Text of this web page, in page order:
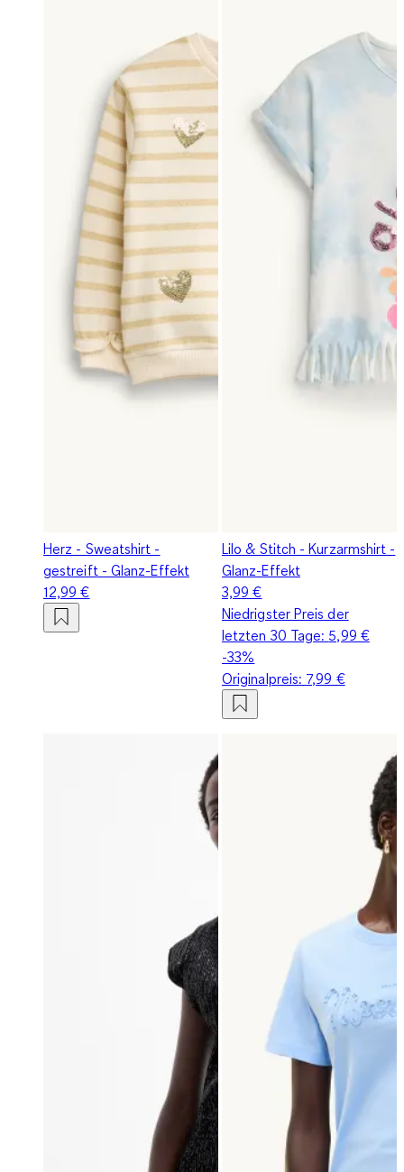
Herz - Sweatshirt -
gestreift - Glanz-Effekt
12,99 €
Lilo & Stitch - Kurzarmshirt -
Glanz-Effekt
3,99 €
Niedrigster Preis der
letzten 30 Tage: 5,99 €
-33%
Originalpreis: 7,99 €